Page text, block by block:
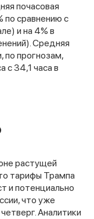
почасовая
по сравнению с
и на 4% в
Средняя
по прогнозам,
с 34,1 часа в
растущей
тарифы Трампа
и потенциально
что уже
Аналитики